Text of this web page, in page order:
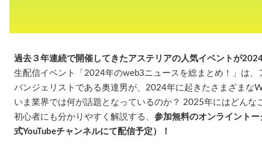
過去３年連続で開催してきたアステリアの人気イベントが
生配信イベント「2024年のweb3ニュースを総まとめ！」は
バンジェリストである奥達男が、2024年に起きたさまざまな
いま業界では何が話題となっているのか？ 2025年にはどんな
初心者にも分かりやすく解説する、 参加無料のオンライント
式YouTubeチャンネルにて配信予定）！